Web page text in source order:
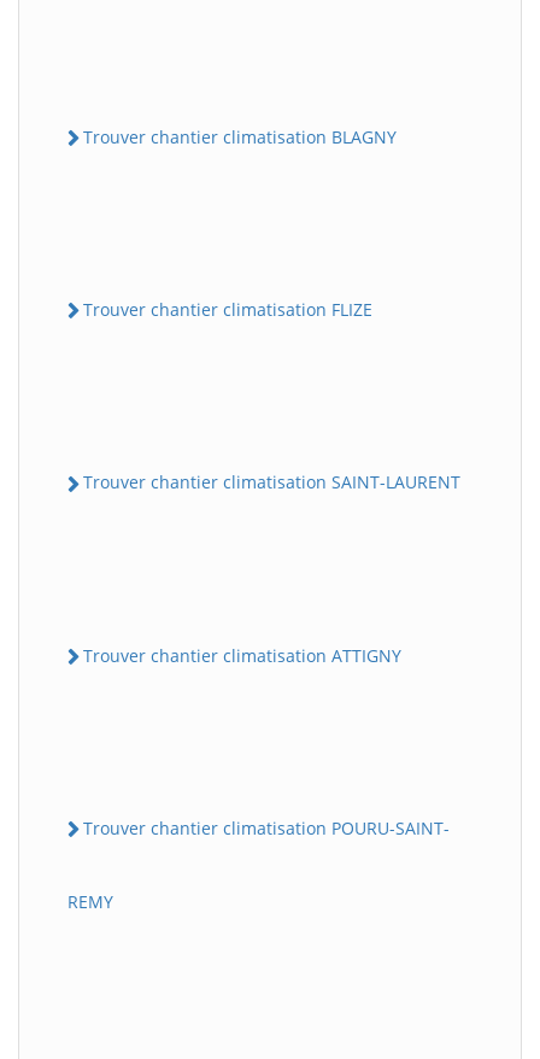
Trouver chantier climatisation BLAGNY
Trouver chantier climatisation FLIZE
Trouver chantier climatisation SAINT-LAURENT
Trouver chantier climatisation ATTIGNY
Trouver chantier climatisation POURU-SAINT-
REMY